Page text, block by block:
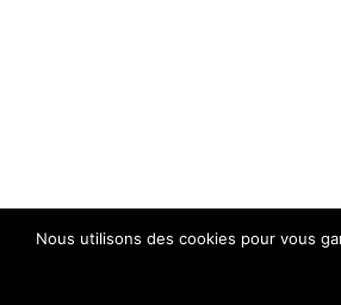
Nous utilisons des cookies pour vous